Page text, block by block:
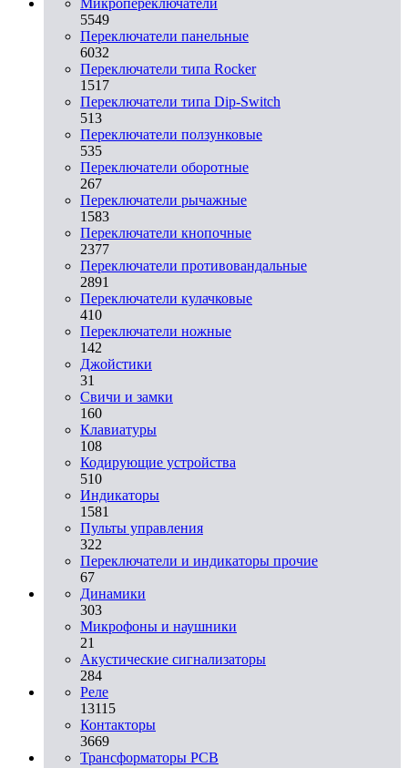
5549
Переключатели панельные
6032
Переключатели типа Rocker
1517
Переключатели типа Dip-Switch
513
Переключатели ползунковые
535
Переключатели оборотные
267
Переключатели рычажные
1583
Переключатели кнопочные
2377
Переключатели противовандальные
2891
Переключатели кулачковые
410
Переключатели ножные
142
Джойстики
31
Свичи и замки
160
Клавиатуры
108
Кодирующие устройства
510
Индикаторы
1581
Пульты управления
322
Переключатели и индикаторы прочие
67
Динамики
303
Микрофоны и наушники
21
Акустические сигнализаторы
284
Реле
13115
Контакторы
3669
Трансформаторы PCB